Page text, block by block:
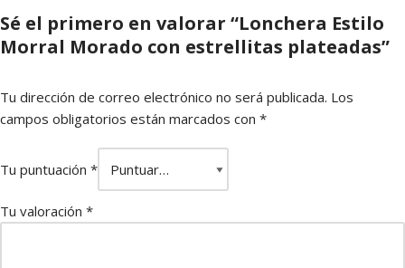
Sé el primero en valorar “Lonchera Estilo
Morral Morado con estrellitas plateadas”
Tu dirección de correo electrónico no será publicada. Los
campos obligatorios están marcados con *
Tu puntuación *
Tu valoración *